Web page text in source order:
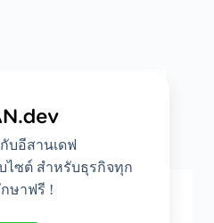
บอีสานเดฟ
ไซต์ สำหรับธุรกิจทุก
ษาฟรี !